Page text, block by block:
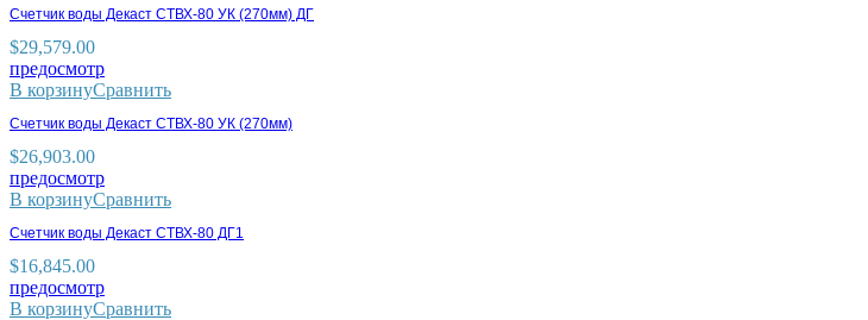
Счетчик воды Декаст СТВХ-80 УК (270мм) ДГ
$29,579.00
предосмотр
В корзинуСравнить
Счетчик воды Декаст СТВХ-80 УК (270мм)
$26,903.00
предосмотр
В корзинуСравнить
Счетчик воды Декаст СТВХ-80 ДГ1
$16,845.00
предосмотр
В корзинуСравнить